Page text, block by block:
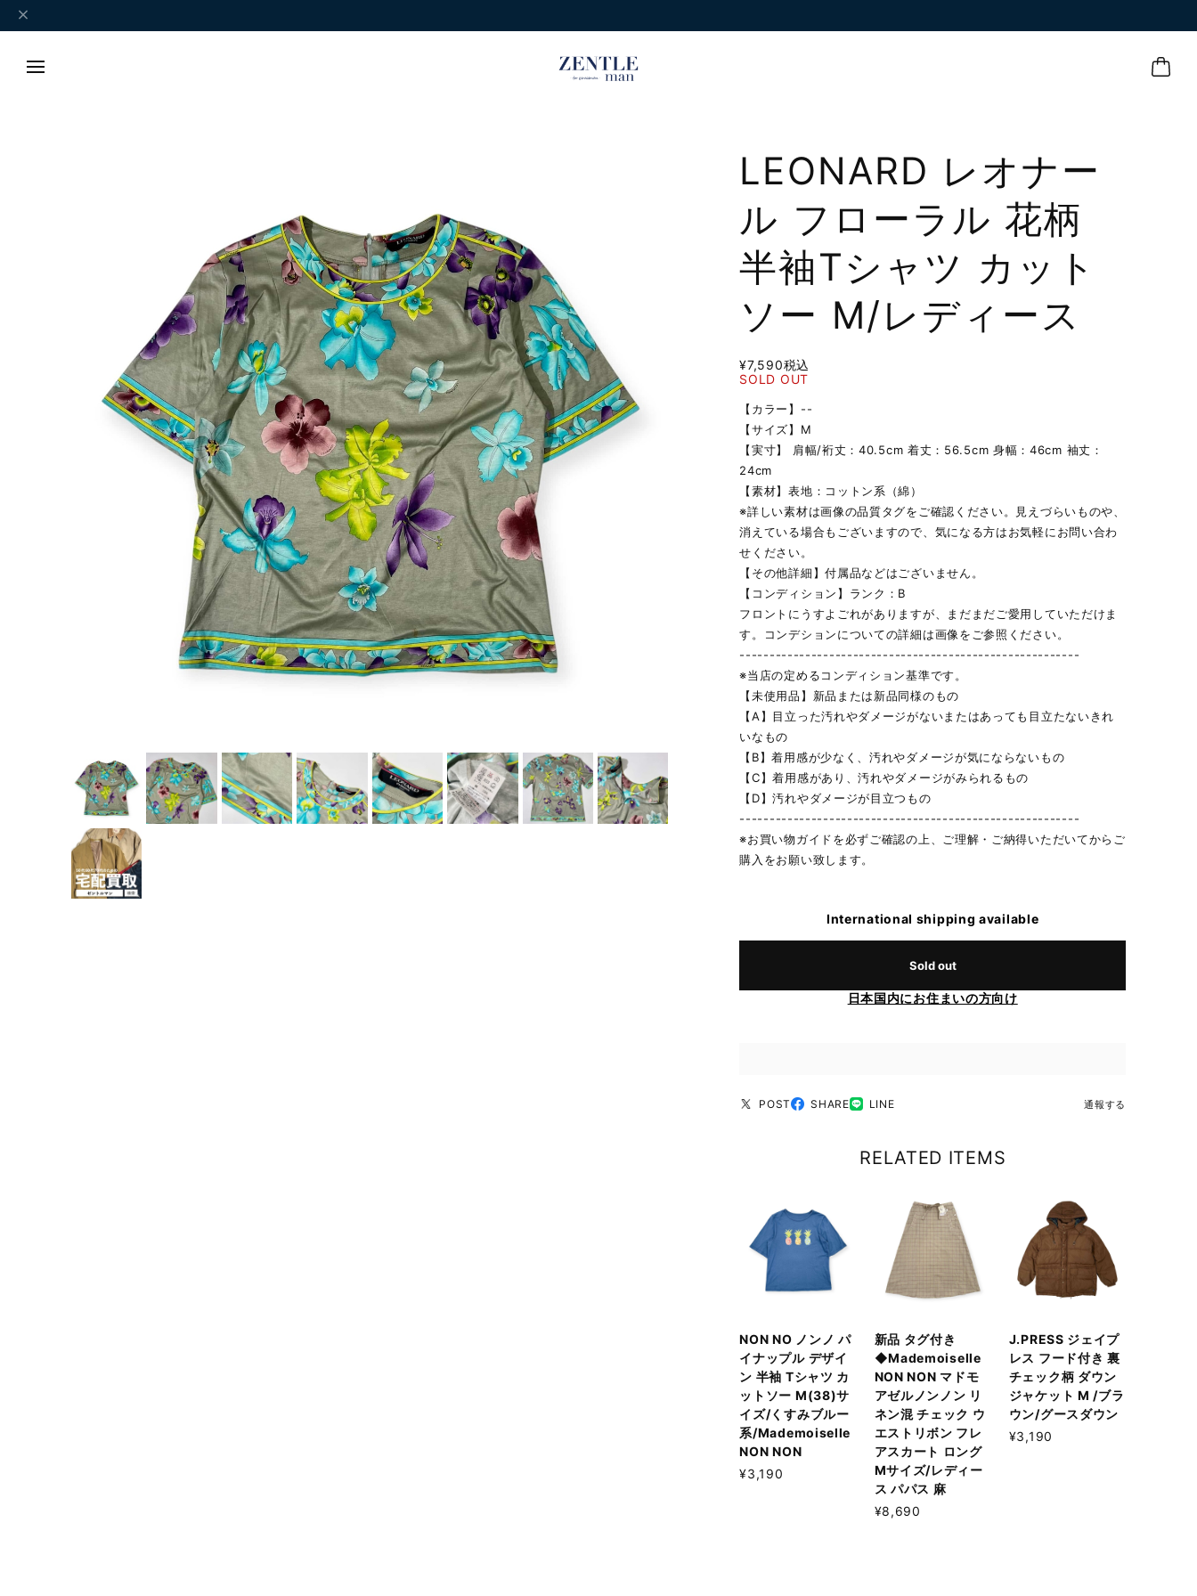
LEONARD レオナー
ル フローラル 花柄
半袖Tシャツ カット
ソー M/レディース
¥7,590税込
SOLD OUT
【カラー】--
【サイズ】M
【実寸】 肩幅/裄丈：40.5cm 着丈：56.5cm 身幅：46cm 袖丈：
24cm
【素材】表地：コットン系（綿）
※詳しい素材は画像の品質タグをご確認ください。見えづらいものや、
消えている場合もございますので、気になる方はお気軽にお問い合わ
せください。
【その他詳細】付属品などはございません。
【コンディション】ランク：B
フロントにうすよごれがありますが、まだまだご愛用していただけま
す。コンデションについての詳細は画像をご参照ください。
---------------------------------------------------------
※当店の定めるコンディション基準です。
【未使用品】新品または新品同様のもの
【A】目立った汚れやダメージがないまたはあっても目立たないきれ
いなもの
【B】着用感が少なく、汚れやダメージが気にならないもの
【C】着用感があり、汚れやダメージがみられるもの
【D】汚れやダメージが目立つもの
---------------------------------------------------------
※お買い物ガイドを必ずご確認の上、ご理解・ご納得いただいてからご
購入をお願い致します。
International shipping available
Sold out
日本国内にお住まいの方向け
POST SHARE LINE 通報する
RELATED ITEMS
NON NO ノンノ パ
イナップル デザイ
ン 半袖 Tシャツ カ
ットソー M(38)サ
イズ/くすみブルー
系/Mademoiselle
NON NON
¥3,190
新品 タグ付き
◆Mademoiselle
NON NON マドモ
アゼルノンノン リ
ネン混 チェック ウ
エストリボン フレ
アスカート ロング
Mサイズ/レディー
ス パパス 麻
¥8,690
J.PRESS ジェイプ
レス フード付き 裏
チェック柄 ダウン
ジャケット M /ブラ
ウン/グースダウン
¥3,190